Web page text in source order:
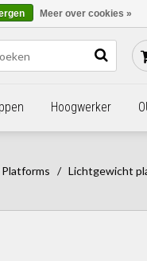
Blogs Bestellen - €0,00
Hoogwerker
/ Lichtgewicht
Meer over cookies »